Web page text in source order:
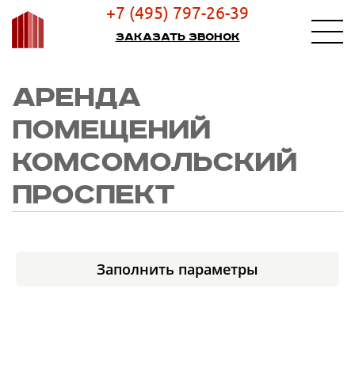
+7 (495) 797-26-39
Заказать звонок
АРЕНДА
ПОМЕЩЕНИЙ
КОМСОМОЛЬСКИЙ
ПРОСПЕКТ
Заполнить параметры